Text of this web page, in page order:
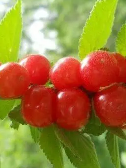
Подходящие Цветы Для
1 Сентября: Советы Для